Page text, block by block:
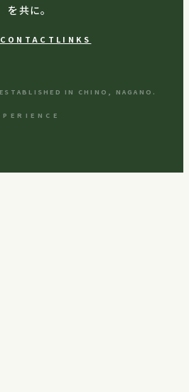
を共に。
CONTACT LINKS
IN CHINO, NAGANO.